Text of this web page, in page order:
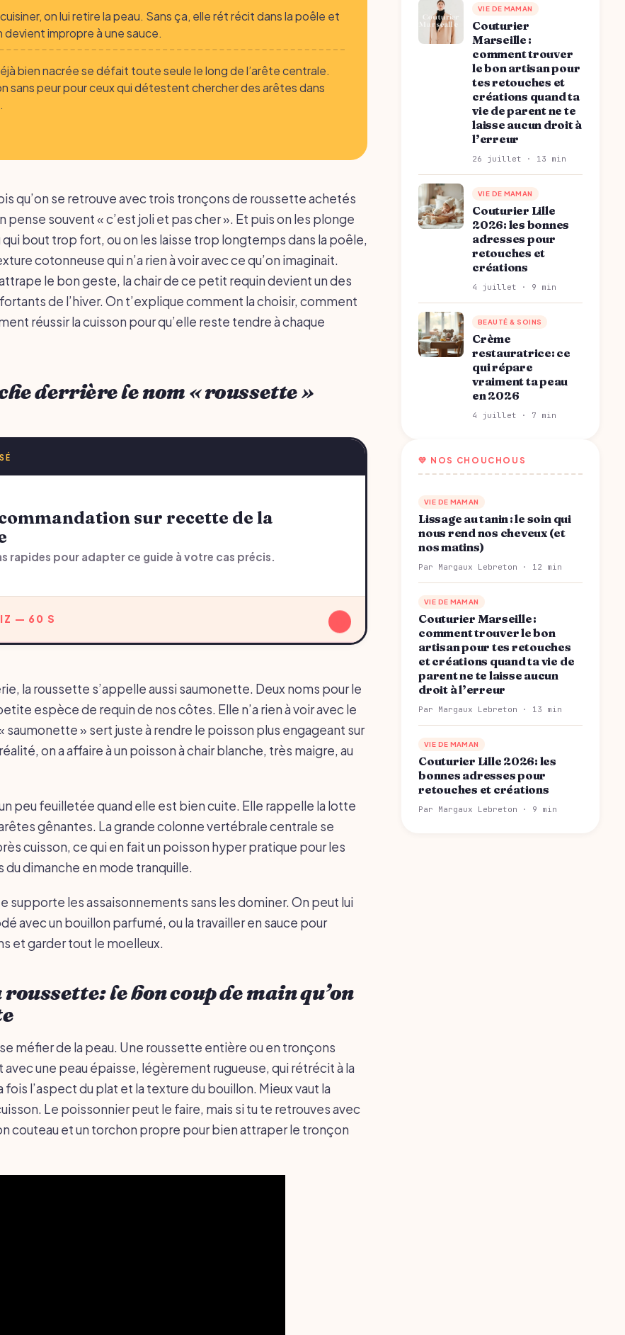
on lui retire la peau. Sans ça, elle rét récit dans la poêle et
devient impropre à une sauce.
bien nacrée se défait toute seule le long de l’arête centrale.
sans peur pour ceux qui détestent chercher des arêtes dans
qu’on se retrouve avec trois tronçons de roussette achetés
pense souvent « c’est joli et pas cher ». Et puis on les plonge
qui bout trop fort, ou on les laisse trop longtemps dans la poêle,
cotonneuse qui n’a rien à voir avec ce qu’on imaginait.
le bon geste, la chair de ce petit requin devient un des
de l’hiver. On t’explique comment la choisir, comment
réussir la cuisson pour qu’elle reste tendre à chaque
derrière le nom « roussette »
rapides pour adapter ce guide à votre cas précis.
— 60 S
la roussette s’appelle aussi saumonette. Deux noms pour le
espèce de requin de nos côtes. Elle n’a rien à voir avec le
saumonette » sert juste à rendre le poisson plus engageant sur
on a affaire à un poisson à chair blanche, très maigre, au
peu feuilletée quand elle est bien cuite. Elle rappelle la lotte
gênantes. La grande colonne vertébrale centrale se
cuisson, ce qui en fait un poisson hyper pratique pour les
du dimanche en mode tranquille.
supporte les assaisonnements sans les dominer. On peut lui
avec un bouillon parfumé, ou la travailler en sauce pour
et garder tout le moelleux.
le bon coup de main qu’on
méfier de la peau. Une roussette entière ou en tronçons
avec une peau épaisse, légèrement rugueuse, qui rétrécit à la
fois l’aspect du plat et la texture du bouillon. Mieux vaut la
Le poissonnier peut le faire, mais si tu te retrouves avec
couteau et un torchon propre pour bien attraper le tronçon
VIE DE MAMAN
Couturier
Marseille :
comment trouver
le bon artisan pour
tes retouches et
créations quand ta
vie de parent ne te
laisse aucun droit à
l’erreur
26 juillet · 13 min
VIE DE MAMAN
Couturier Lille
2026: les bonnes
adresses pour
retouches et
créations
4 juillet · 9 min
BEAUTÉ & SOINS
Crème
restauratrice: ce
qui répare
vraiment ta peau
en 2026
4 juillet · 7 min
💛 NOS CHOUCHOUS
VIE DE MAMAN
Lissage au tanin : le soin qui
nous rend nos cheveux (et
nos matins)
Par Margaux Lebreton · 12 min
VIE DE MAMAN
Couturier Marseille :
comment trouver le bon
artisan pour tes retouches
et créations quand ta vie de
parent ne te laisse aucun
droit à l’erreur
Par Margaux Lebreton · 13 min
VIE DE MAMAN
Couturier Lille 2026: les
bonnes adresses pour
retouches et créations
Par Margaux Lebreton · 9 min